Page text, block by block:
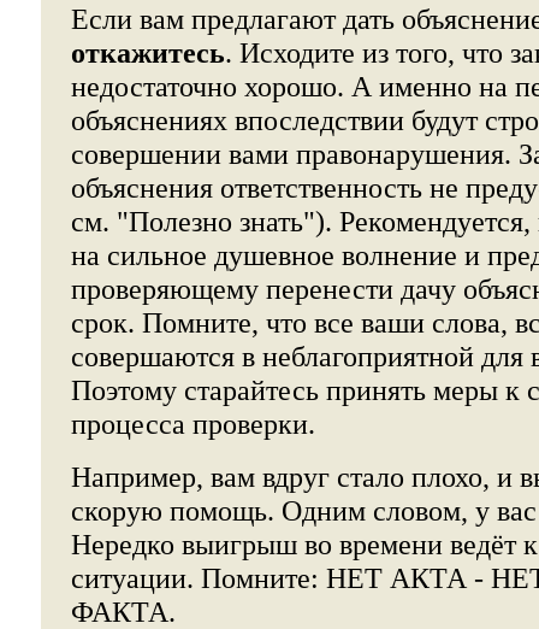
Если вам предлагают дать
откажитесь. Исходите из того, что
недостаточно хорошо. А именно на
объяснениях впоследствии будут
совершении вами правонарушения.
объяснения ответственность не
см. "Полезно знать").
на сильное душевное волнение и
проверяющему перенести дачу
срок. Помните, что все ваши слова,
совершаются в неблагоприятной для
Поэтому старайтесь принять меры к
процесса проверки.
Например, вам вдруг стало плохо, и
скорую помощь. Одним словом, у вас
Нередко выигрыш во времени ведёт
ситуации. Помните: НЕТ АКТА -
ФАКТА.